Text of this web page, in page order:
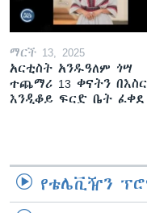
ማርች 13, 2025
አርቲስት አንዱዓለም ጎሣ
ተጨማሪ 13 ቀናትን በእስር
እንዲቆይ ፍርድ ቤት ፈቀደ
የቴሌቪዥን